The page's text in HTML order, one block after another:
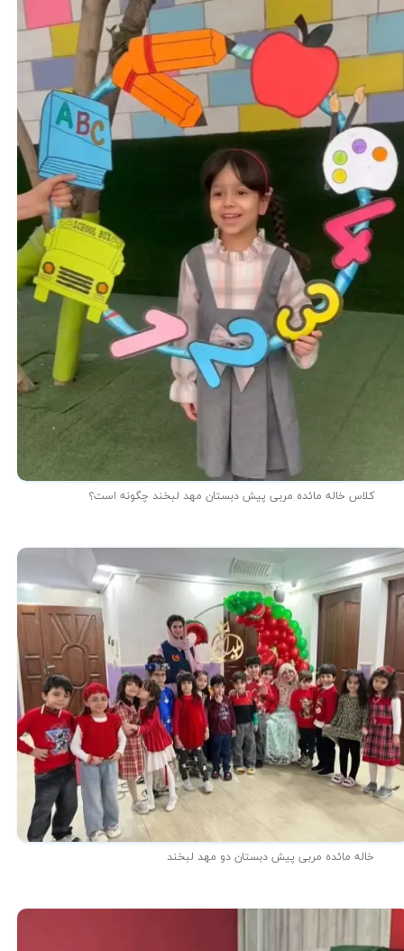
کلاس خاله مائده مربی پیش دبستان مهد لبخند چگونه است؟
خاله مائده مربی پیش دبستان دو مهد لبخند